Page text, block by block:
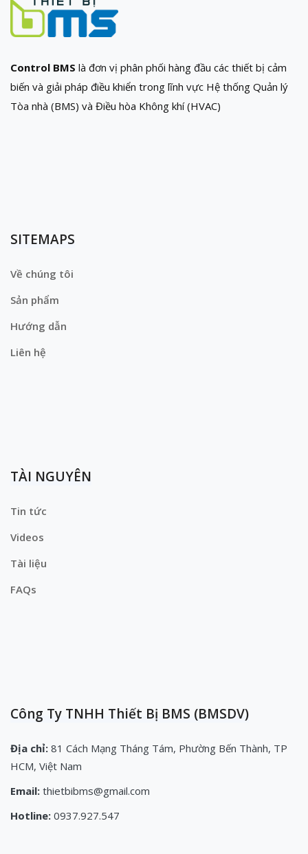
Control BMS là đơn vị phân phối hàng đầu các thiết bị cảm
biến và giải pháp điều khiển trong lĩnh vực Hệ thống Quản lý
Tòa nhà (BMS) và Điều hòa Không khí (HVAC)
SITEMAPS
Về chúng tôi
Sản phẩm
Hướng dẫn
Liên hệ
TÀI NGUYÊN
Tin tức
Videos
Tài liệu
FAQs
Công Ty TNHH Thiết Bị BMS (BMSDV)
Địa chỉ: 81 Cách Mạng Tháng Tám, Phường Bến Thành, TP
HCM, Việt Nam
Email: thietbibms@gmail.com
Hotline: 0937.927.547